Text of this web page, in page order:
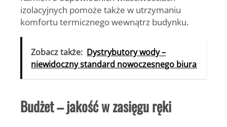
izolacyjnych pomoże także w utrzymaniu
komfortu termicznego wewnątrz budynku.
Zobacz także: Dystrybutory wody –
niewidoczny standard nowoczesnego biura
Budżet – jakość w zasięgu ręki